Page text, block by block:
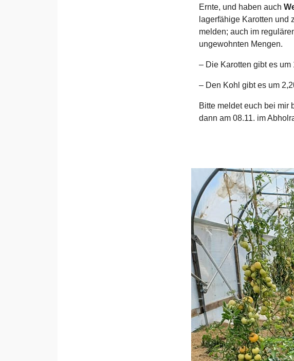
Ernte, und haben auch
lagerfähige Karotten und
melden; auch im
ungewohnten Mengen.
– Die Karotten gibt es um
– Den Kohl gibt es um
Bitte meldet euch bei mir
dann am 08.11. im